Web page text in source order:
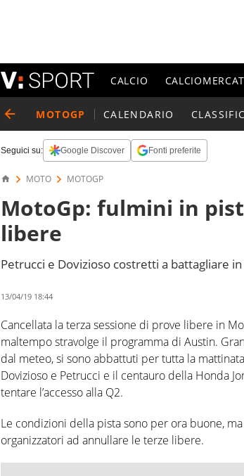
CALCIO
MOTOGP CALENDARIO
Seguici su: Google Discover Fonti preferite
MOTO MOTOGP
MotoGp: fulmini in
libere
Petrucci e Dovizioso costretti a battagliare in
13/04/19 18:44
Cancellata la terza sessione di prove libere in
maltempo stravolge il programma di Austin.
dal meteo, si sono abbattuti per tutta la
Dovizioso e Petrucci e il centauro della Honda
tentare l’accesso alla Q2.
Le condizioni della pista sono per ora buone,
organizzatori ad annullare le terze libere.